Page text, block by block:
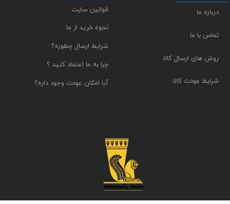
قوانین سایت
نحوه خرید از ما
شرایط ارسال چطوره؟
چرا به ما اعتماد کنید ؟
آیا امکان عودت وجود داره؟
درباره ما
تماس با ما
روش های ارسال کالا
شرایط عودت کالا